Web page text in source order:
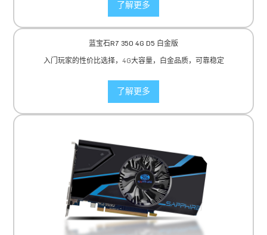
了解更多
蓝宝石R7 350 4G D5 白金版
入门玩家的性价比选择，4G大容量，白金品质，可靠稳定
了解更多